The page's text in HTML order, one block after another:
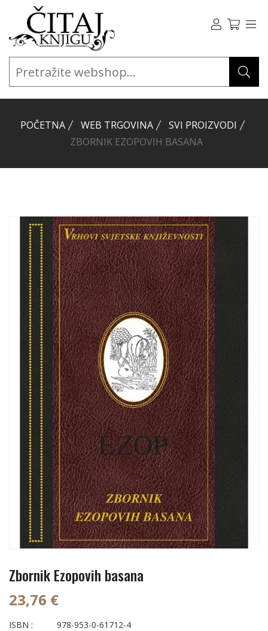
POČETNA WEB TRGOVINA
SVI PROIZVODI
ZBORNIK EZOPOVIH BASANA
Zbornik Ezopovih basana
23,76 €
ISBN :
978-953-0-61712-4